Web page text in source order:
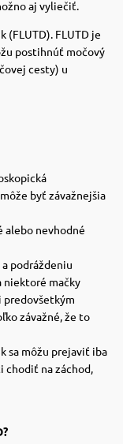
aj vyliečiť.
(FLUTD). FLUTD je
postihnúť močový
cesty) u
byť závažnejšia
alebo nevhodné
podráždeniu
niektoré mačky
predovšetkým
závažné, že to
sa môžu prejaviť iba
chodiť na záchod,